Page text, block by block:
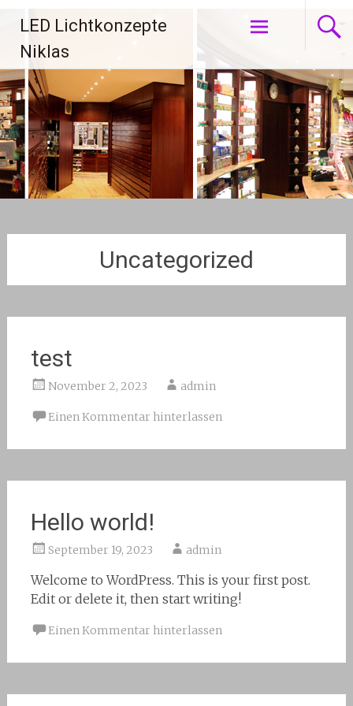
Inhalt
springen
LED Lichtkonzepte
Niklas
Uncategorized
test
November 2, 2023 admin
Einen Kommentar hinterlassen
Hello world!
September 19, 2023 admin
Welcome to WordPress. This is your first post.
Edit or delete it, then start writing!
Einen Kommentar hinterlassen